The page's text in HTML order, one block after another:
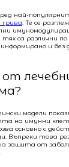
най-
грива. Те се
са различни по
и без
модели
на имунни
основно с
Въпреки това
защита от
.